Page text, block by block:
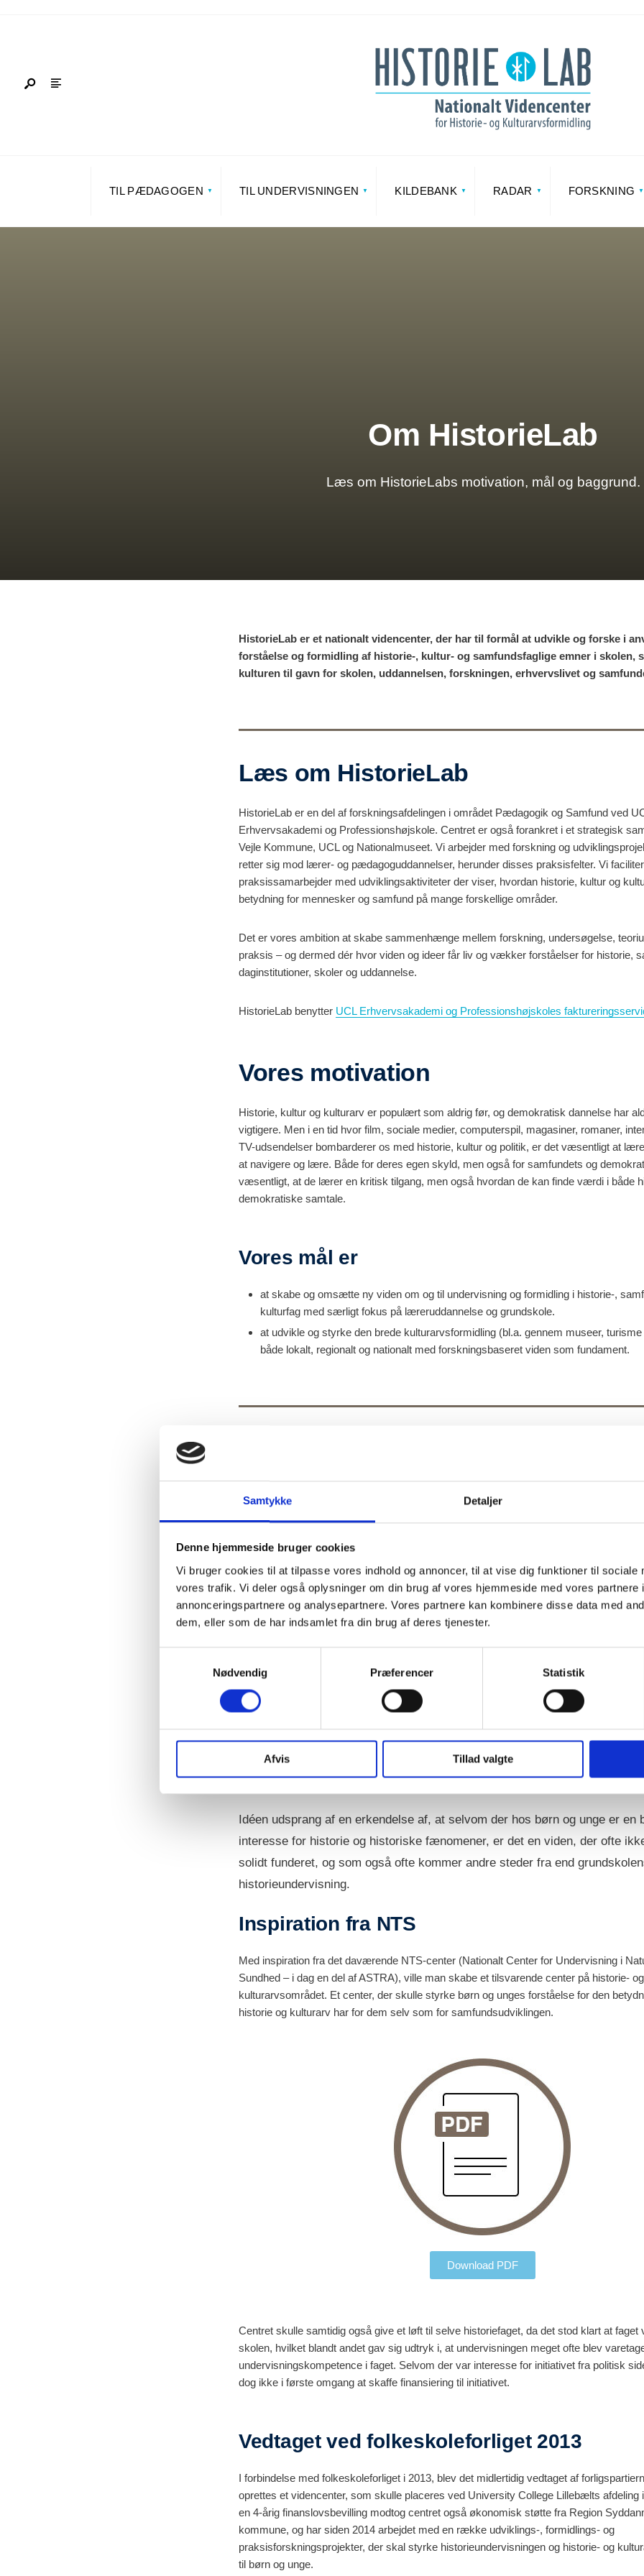
Samtykke Detaljer
Denne hjemmeside bruger cookies
Vi bruger cookies til at tilpasse vores indhold og annoncer, til at vise dig funktioner til sociale
vores trafik. Vi deler også oplysninger om din brug af vores hjemmeside med vores partnere
annonceringspartnere og analysepartnere. Vores partnere kan kombinere disse data med
dem, eller som de har indsamlet fra din brug af deres tjenester.
Nødvendig
Præferencer Statistik
Afvis Tillad valgte
TIL PÆDAGOGEN TIL UNDERVISNINGEN KILDEBANK RADAR FORSKNING
Om HistorieLab
Læs om HistorieLabs motivation, mål og baggrund.
HistorieLab er et nationalt videncenter, der har til formål at udvikle og forske i
forståelse og formidling af historie-, kultur- og samfundsfaglige emner i skolen,
kulturen til gavn for skolen, uddannelsen, forskningen, erhvervslivet og
Læs om HistorieLab
HistorieLaber en del af forskningsafdelingen i området Pædagogik og Samfund ved
Erhvervsakademi og Professionshøjskole. Centret er også forankret i et strategisk
Vejle Kommune, UCLog Nationalmuseet. Vi arbejder med forskning og
retter sig mod lærer- og pædagoguddannelser, herunder disses praksisfelter. Vi f
praksissamarbejder med udviklingsaktiviteter der viser, hvordan historie, kultur og
betydning for mennesker og samfund på mange forskellige områder.
Det er vores ambition at skabe sammenhænge mellem forskning, undersøgelse,
praksis –og dermed dér hvor viden og ideer får liv og vækker forståelser for historie,
daginstitutioner, skoler og uddannelse.
HistorieLab benytter UCL Erhvervsakademi og Professionshøjskoles
Vores motivation
Historie, kultur og kulturarv er populært som aldrig før, og demokratisk dannelse har
vigtigere. Men i en tid hvor film, sociale medier, computerspil, magasiner, romaner,
TV-udsendelser bombarderer os med historie, kultur og politik, er det væsentligt at
at navigere og lære. Både for deres egen skyld, men også for samfundets og
væsentligt, at de lærer en kritisk tilgang, men også hvordan de kan finde værdi i både
demokratiske samtale.
Vores mål er
at skabe og omsætte ny viden om og til undervisning og formidling i historie-,
kulturfag med særligt fokus på læreruddannelse og grundskole.
at udvikle og styrke den brede kulturarvsformidling (bl.a. gennem museer,
både lokalt, regionalt og nationalt med forskningsbaseret viden som fundament.
udviklingsaktiviteter
HistorieLab arbejder med en række projekter, som spænder fra alt inden for historie- og
kan læse om de igangværende projekter samt vores afsluttede projekter og tilhørende
udgivelser.
Se voresprojektoversigtog dan dig et overblik over de projekter, som HistorieLab
HistorieLabs baggrund
Forslaget om et Nationalt Videncenter for Historie- og Kulturarvsformidling
udarbejdet i 2011 af Region Syddanmark, Vejle kommune og University
Idéen udsprang af en erkendelse af, at selvom der hos børn og unge er en
interesse for historie og historiske fænomener, er det en viden, der ofte
solidt funderet, og som også ofte kommer andre steder fra end
historieundervisning.
Inspiration fra NTS
Med inspiration fra det daværende NTS-center (Nationalt Center for Undervisning i
Sundhed – i dag en del af ASTRA), ville man skabe et tilsvarende center på historie- og
kulturarvsområdet. Et center, der skulle styrke børn og unges forståelse for den
historie og kulturarv har for dem selv som for samfundsudviklingen.
Download PDF
Centret skulle samtidig også give et løft til selve historiefaget, da det stod klart at faget
skolen, hvilket blandt andet gav sig udtryk i, at undervisningen meget ofte blev
undervisningskompetence i faget. Selvom der var interesse for initiativet fra politisk
dog ikke i første omgang at skaffe finansiering til initiativet.
Vedtaget ved folkeskoleforliget 2013
I forbindelse med folkeskoleforliget i 2013, blev det midlertidig vedtaget af
oprettes et videncenter, som skulle placeres ved University College Lillebælts afdeling
en 4-årig finanslovsbevilling modtog centret også økonomisk støtte fra Region
kommune, og har siden 2014 arbejdet med en række udviklings-, formidlings- og
praksisforskningsprojekter, der skal styrke historieundervisningen og historie- og
til børn og unge.